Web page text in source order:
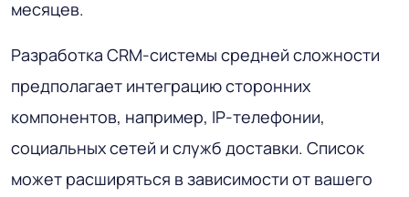
месяцев.
Разработка CRM-системы средней сложности
предполагает интеграцию сторонних
компонентов, например, IP-телефонии,
социальных сетей и служб доставки. Список
может расширяться в зависимости от вашего